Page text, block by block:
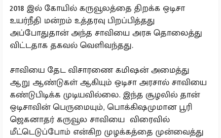
2018 இல் கோயில் கருவூலத்தை திறக்க ஒடிசா
உயர்நீதி மன்றம் உத்தரவு பிறப்பித்தது
அப்போதுதான் அந்த சாவியை அரசு தொலைத்து
விட்டதாக தகவல் வெளிவந்தது.
சாவியை தேட விசாரணை கமிஷன் அமைத்து
ஆறு ஆண்டுகள் ஆகியும் ஒடிசா அரசால் சாவியை
கண்டுபிடிக்க முடியவில்லை. இந்த சூழலில் தான்
ஒடிசாவின் பெருமையும், பொக்கிஷமுமான பூரி
ஜெகனாதர் கருவூல சாவியை விரைவில்
மீட்டெடுப்போம் என்கிற முழக்கத்தை முன்வைத்து